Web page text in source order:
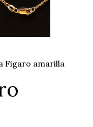
Figaro amarilla